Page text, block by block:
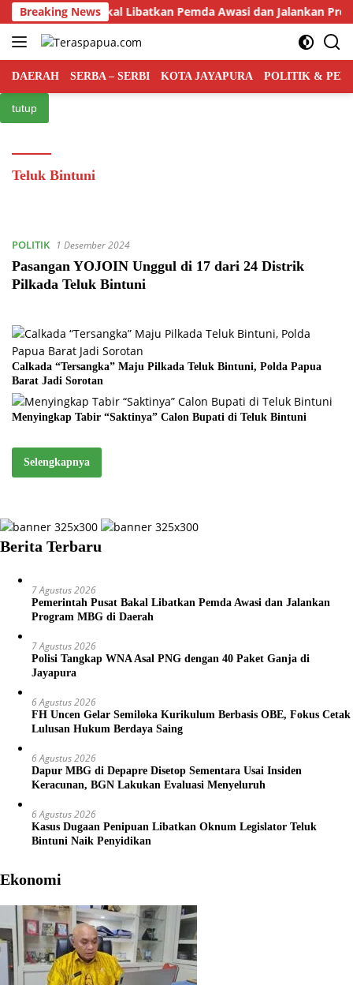
Langsung
ke
konten
Breaking News
Pusat Bakal Libatkan Pemda Awasi dan Jalankan Program
DAERAH SERBA – SERBI KOTA JAYAPURA POLITIK &
tutup
Teluk Bintuni
POLITIK 1 Desember 2024
Pasangan YOJOIN Unggul di 17 dari 24 Distrik
Pilkada Teluk Bintuni
Calkada “Tersangka” Maju Pilkada Teluk Bintuni, Polda Papua
Barat Jadi Sorotan
Menyingkap Tabir “Saktinya” Calon Bupati di Teluk Bintuni
Selengkapnya
Berita Terbaru
7 Agustus 2026
Pemerintah Pusat Bakal Libatkan Pemda Awasi dan Jalankan
Program MBG di Daerah
7 Agustus 2026
Polisi Tangkap WNA Asal PNG dengan 40 Paket Ganja di
Jayapura
6 Agustus 2026
FH Uncen Gelar Semiloka Kurikulum Berbasis OBE, Fokus Cetak
Lulusan Hukum Berdaya Saing
6 Agustus 2026
Dapur MBG di Depapre Disetop Sementara Usai Insiden
Keracunan, BGN Lakukan Evaluasi Menyeluruh
6 Agustus 2026
Kasus Dugaan Penipuan Libatkan Oknum Legislator Teluk
Bintuni Naik Penyidikan
Ekonomi